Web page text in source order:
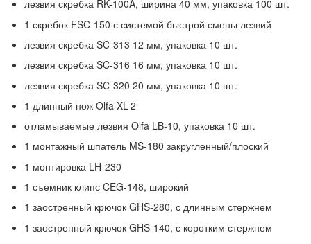
лезвия скребка RK-100A, ширина 40 мм, упаковка 100 шт.
1 скребок FSC-150 с системой быстрой смены лезвий
лезвия скребка SC-313 12 мм, упаковка 10 шт.
лезвия скребка SC-316 16 мм, упаковка 10 шт.
лезвия скребка SC-320 20 мм, упаковка 10 шт.
1 длинный нож Olfa XL-2
отламываемые лезвия Olfa LB-10, упаковка 10 шт.
1 монтажный шпатель MS-180 закругленный/плоский
1 монтировка LH-230
1 съемник клипс CEG-148, широкий
1 заостренный крючок GHS-280, с длинным стержнем
1 заостренный крючок GHS-140, с коротким стержнем